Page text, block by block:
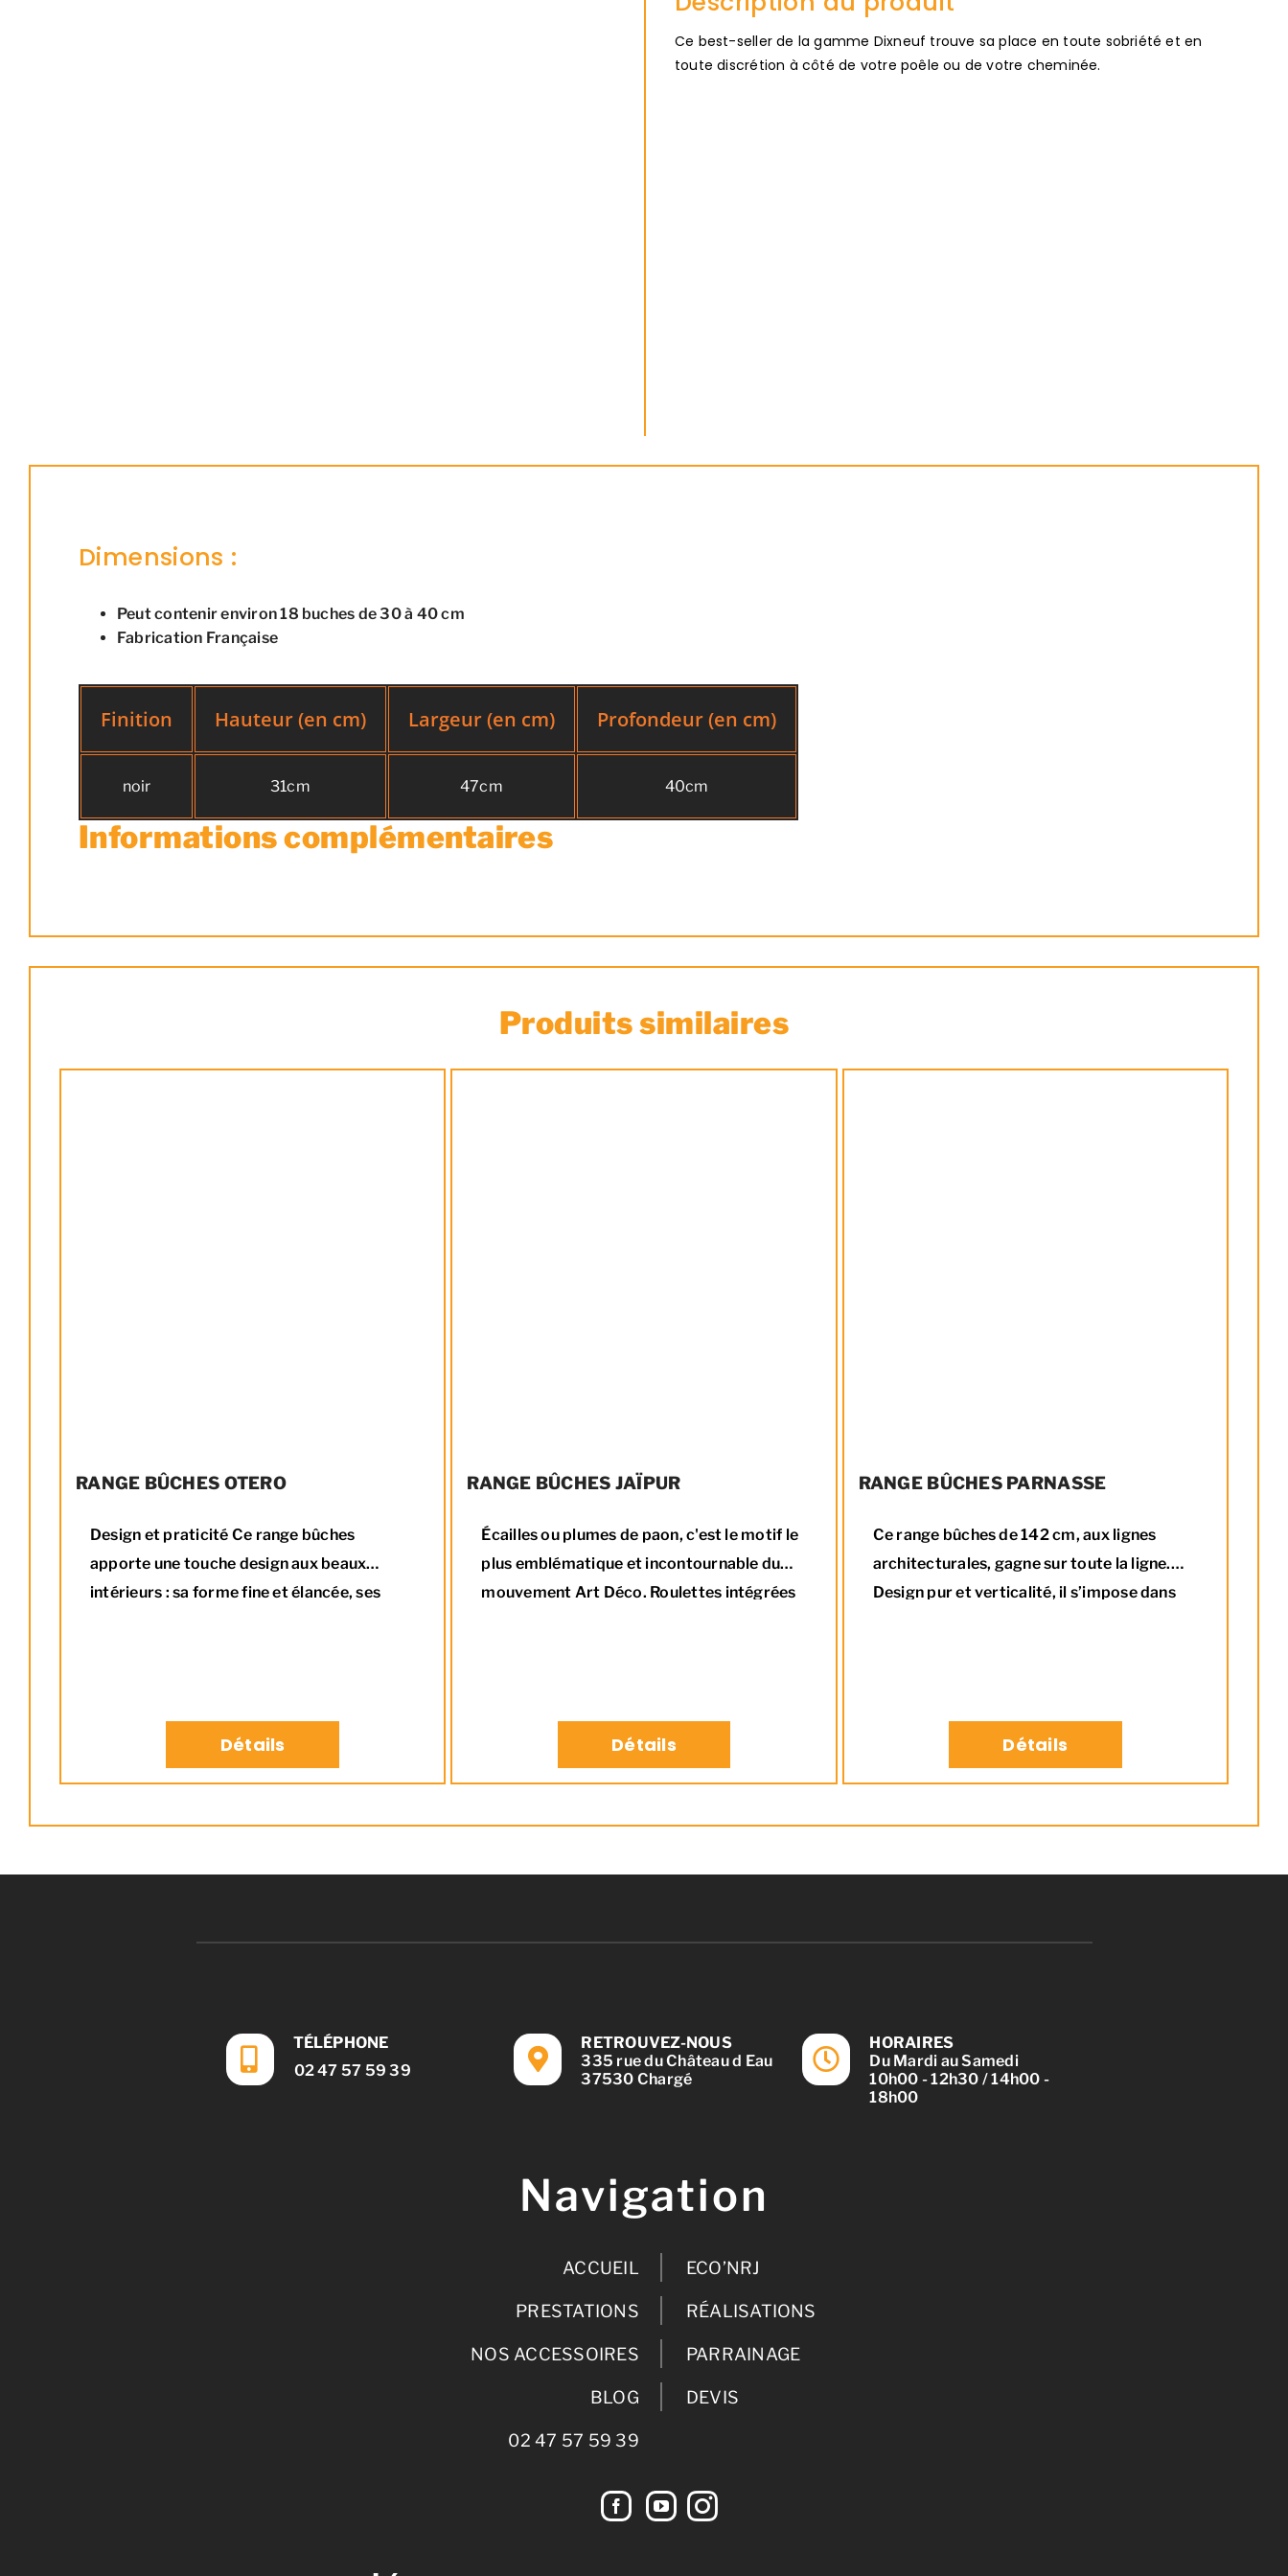
Ce best-seller de la gamme Dixneuf trouve sa place en toute sobriété et en
toute discrétion à côté de votre poêle ou de votre cheminée.
Dimensions :
Peut contenir environ 18 buches de 30 à 40 cm
Fabrication Française
Finition Hauteur (en cm) Largeur (en cm) Profondeur (en cm)
noir 31cm 47cm 40cm
Informations complémentaires
Produits similaires
RANGE BÛCHES OTERO
Design et praticité Ce range bûches
apporte une touche design aux beaux
intérieurs : sa forme fine et élancée, ses
Détails
RANGE BÛCHES JAÏPUR
Écailles ou plumes de paon, c'est le motif le
plus emblématique et incontournable du
mouvement Art Déco. Roulettes intégrées
Détails
RANGE BÛCHES PARNASSE
Ce range bûches de 142 cm, aux lignes
architecturales, gagne sur toute la ligne.
Design pur et verticalité, il s’impose dans
Détails
TÉLÉPHONE
02 47 57 59 39
RETROUVEZ-NOUS
335 rue du Château d Eau
37530 Chargé
HORAIRES
Du Mardi au Samedi
10h00 - 12h30 / 14h00 -
18h00
Navigation
ACCUEIL ECO’NRJ
PRESTATIONS RÉALISATIONS
NOS ACCESSOIRES PARRAINAGE
BLOG DEVIS
02 47 57 59 39